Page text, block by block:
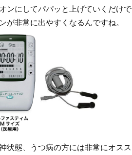
ンにしてパパッと上げていくだけで
非常に出やすくなるんですね。
状態、うつ病の方には非常にオスス